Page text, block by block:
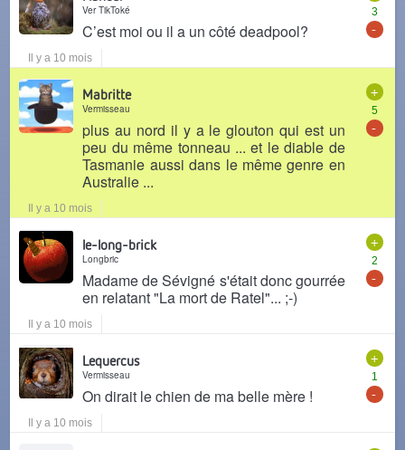
3
-
Ver TikToké
C’est moi ou il a un côté deadpool?
Il y a 10 mois
+
5
-
Mabritte
Vermisseau
plus au nord il y a le glouton qui est un
peu du même tonneau ... et le diable de
Tasmanie aussi dans le même genre en
Australie ...
Il y a 10 mois
+
2
-
le-long-brick
Longbric
Madame de Sévigné s'était donc gourrée
en relatant "La mort de Ratel"... ;-)
Il y a 10 mois
+
1
-
Lequercus
Vermisseau
On dirait le chien de ma belle mère !
Il y a 10 mois